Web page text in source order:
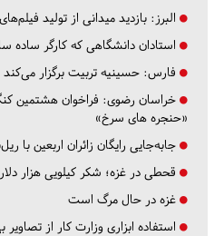
البرز: بازدید میدانی از تولید
استادان دانشگاهی که کارگر ساده
فارس: حسینیه تربیت برگزار می‌کند
خراسان رضوی: فراخوان هشتمین
«حنجره های سرخ»
جابه‌جایی رایگان زائران اربعین
قحطی در غزه؛ شکر کیلویی هزار
غزه در حال مرگ است
استفاده ابزاری وزارت کار از